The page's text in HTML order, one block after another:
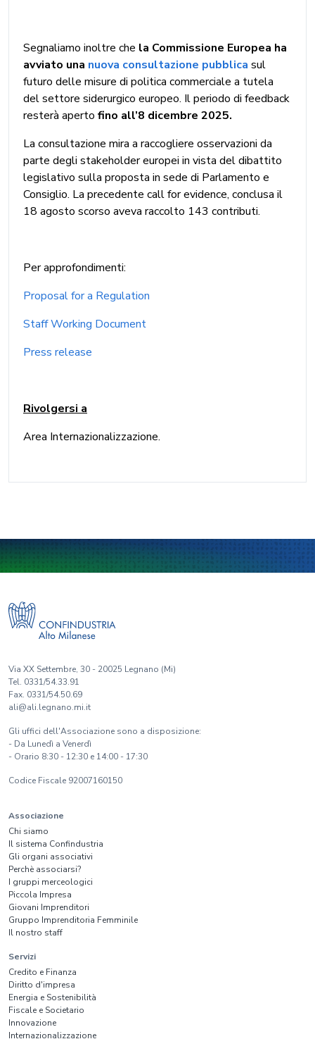
Segnaliamo inoltre che la Commissione Europea ha
avviato una nuova consultazione pubblica sul
futuro delle misure di politica commerciale a tutela
del settore siderurgico europeo. Il periodo di feedback
resterà aperto fino all’8 dicembre 2025.
La consultazione mira a raccogliere osservazioni da
parte degli stakeholder europei in vista del dibattito
legislativo sulla proposta in sede di Parlamento e
Consiglio. La precedente call for evidence, conclusa il
18 agosto scorso aveva raccolto 143 contributi.
Per approfondimenti:
Proposal for a Regulation
Staff Working Document
Press release
Rivolgersi a
Area Internazionalizzazione.
Via XX Settembre, 30 - 20025 Legnano (Mi)
Tel. 0331/54.33.91
Fax. 0331/54.50.69
ali@ali.legnano.mi.it
Gli uffici dell'Associazione sono a disposizione:
- Da Lunedì a Venerdì
- Orario 8:30 - 12:30 e 14:00 - 17:30
Codice Fiscale 92007160150
Associazione
Chi siamo
Il sistema Confindustria
Gli organi associativi
Perchè associarsi?
I gruppi merceologici
Piccola Impresa
Giovani Imprenditori
Gruppo Imprenditoria Femminile
Il nostro staff
Servizi
Credito e Finanza
Diritto d'impresa
Energia e Sostenibilità
Fiscale e Societario
Innovazione
Internazionalizzazione